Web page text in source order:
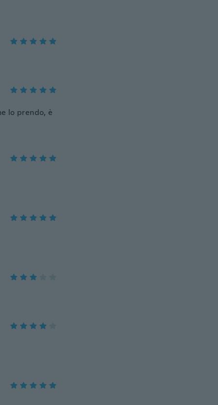
lo prendo, è